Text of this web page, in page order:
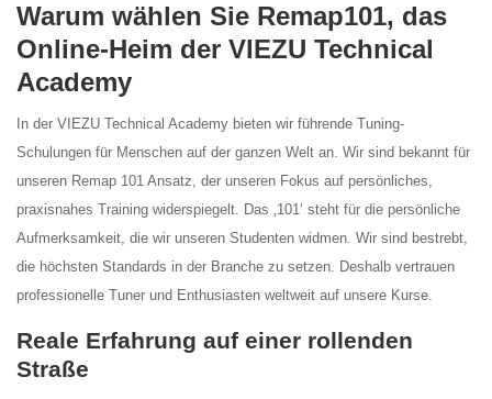
Warum wählen Sie Remap101, das
Online-Heim der VIEZU Technical
Academy
In der VIEZU Technical Academy bieten wir führende Tuning-
Schulungen für Menschen auf der ganzen Welt an. Wir sind bekannt für
unseren Remap 101 Ansatz, der unseren Fokus auf persönliches,
praxisnahes Training widerspiegelt. Das ‚101‘ steht für die persönliche
Aufmerksamkeit, die wir unseren Studenten widmen. Wir sind bestrebt,
die höchsten Standards in der Branche zu setzen. Deshalb vertrauen
professionelle Tuner und Enthusiasten weltweit auf unsere Kurse.
Reale Erfahrung auf einer rollenden
Straße